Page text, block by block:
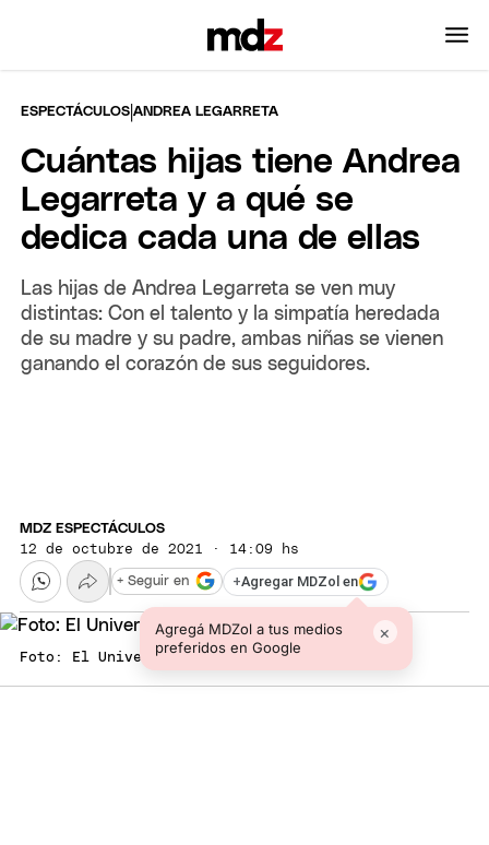
ESPECTÁCULOS |ANDREA LEGARRETA
Cuántas hijas tiene Andrea
Legarreta y a qué se
dedica cada una de ellas
Las hijas de Andrea Legarreta se ven muy
distintas: Con el talento y la simpatía heredada
de su madre y su padre, ambas niñas se vienen
ganando el corazón de sus seguidores.
MDZ ESPECTÁCULOS
12 de octubre de 2021 · 14:09 hs
+Agregar MDZol en
Agregá MDZol a tus medios
preferidos en Google
×
+ Seguir en
Foto: El Universal